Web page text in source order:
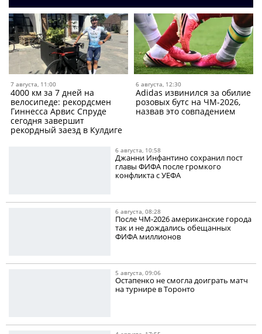
7 августа, 11:00
4000 км за 7 дней на
велосипеде: рекордсмен
Гиннесса Арвис Спруде
сегодня завершит
рекордный заезд в Кулдиге
6 августа, 12:30
Adidas извинился за обилие
розовых бутс на ЧМ-2026,
назвав это совпадением
6 августа, 10:58
Джанни Инфантино сохранил пост
главы ФИФА после громкого
конфликта с УЕФА
6 августа, 08:28
После ЧМ-2026 американские города
так и не дождались обещанных
ФИФА миллионов
5 августа, 09:06
Остапенко не смогла доиграть матч
на турнире в Торонто